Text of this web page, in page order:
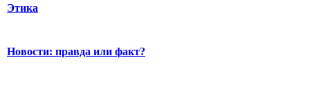
Этика
Новости: правда или факт?